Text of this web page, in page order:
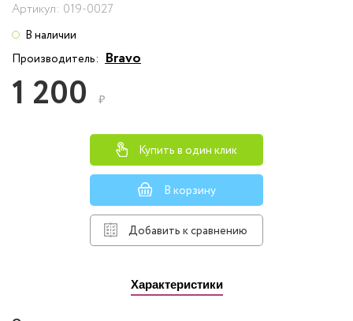
Артикул: 019-0027
В наличии
Производитель: Bravo
1 200 ₽
Купить в один клик
В корзину
Добавить к сравнению
Характеристики